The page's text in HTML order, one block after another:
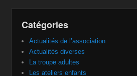
Catégories
Actualités de l’association
Actualités diverses
La troupe adultes
Les ateliers enfants